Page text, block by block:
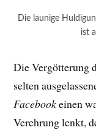
Die launige
ist
Die Vergötterung
selten
Facebookeinen
Verehrung lenkt,